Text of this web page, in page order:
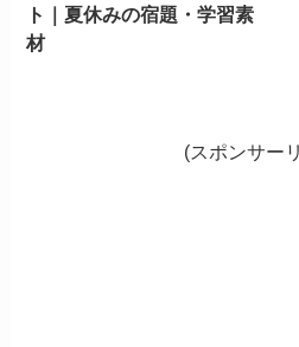
ト｜夏休みの宿題・学習素
材
(スポンサー